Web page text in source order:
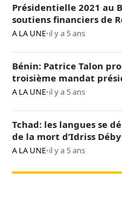
Présidentielle 2021 au
soutiens financiers de
A LA UNE•il y a 5 ans
Bénin: Patrice Talon
troisième mandat
A LA UNE•il y a 5 ans
Tchad: les langues se
de la mort d’Idriss
A LA UNE•il y a 5 ans